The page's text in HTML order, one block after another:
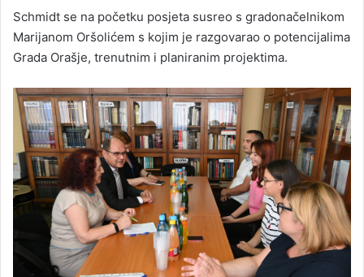
Schmidt se na početku posjeta susreo s gradonačelnikom
Marijanom Oršolićem s kojim je razgovarao o potencijalima
Grada Orašje, trenutnim i planiranim projektima.